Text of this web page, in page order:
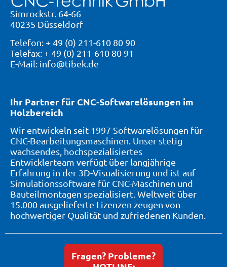
Ihr Partner für CNC-Softwarelösungen im
Holzbereich
Wir entwickeln seit 1997 Softwarelösungen für
CNC-Bearbeitungsmaschinen. Unser stetig
wachsendes, hochspezialisiertes
Entwicklerteam verfügt über langjährige
Erfahrung in der 3D-Visualisierung und ist auf
Simulationssoftware für CNC-Maschinen und
Bauteilmontagen spezialisiert. Weltweit über
15.000 ausgelieferte Lizenzen zeugen von
hochwertiger Qualität und zufriedenen Kunden.
Simrockstr. 64-66
40235 Düsseldorf
Telefon: + 49 (0) 211-610 80 90
Telefax: + 49 (0) 211-610 80 91
E-Mail: info@tibek.de
Fragen? Probleme?